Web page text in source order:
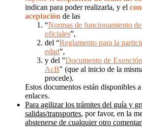
indican para poder realizarla, y el
aceptación de las
“Normas de funcionamiento
oficiales”,
del “Reglamento para la
edad”,
y del "Documento de
AcB" (que al inicio de la
procede).
Estos documentos están disponibles
enlaces.
Para agilizar los trámites del guía y
salidas/transportes, por favor, en la
abstenerse de cualquier otro